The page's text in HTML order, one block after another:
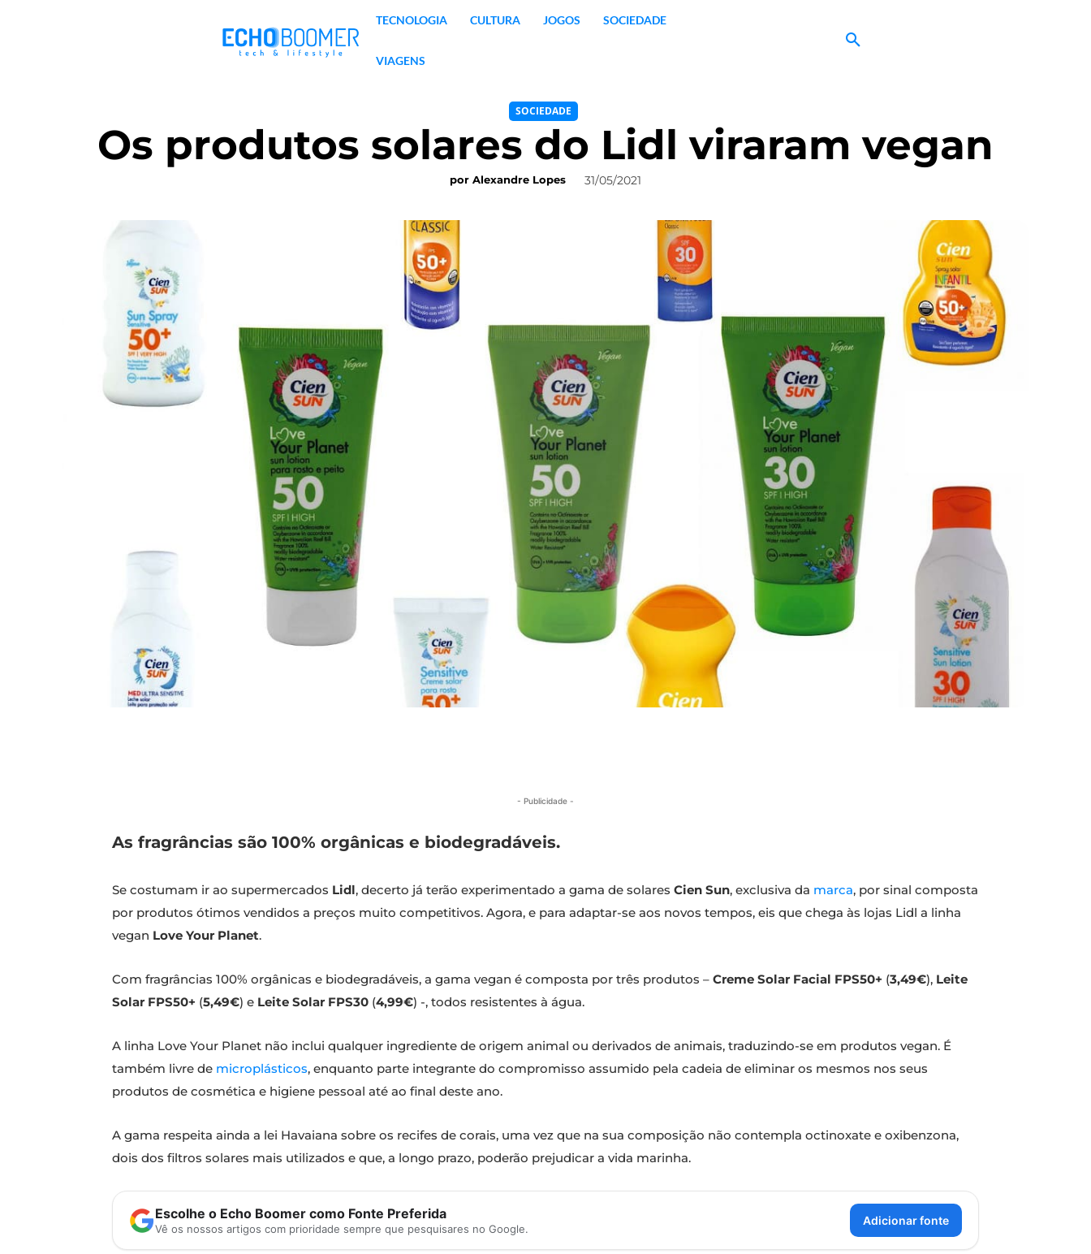
TECNOLOGIA CULTURA JOGOS SOCIEDADE
VIAGENS
SOCIEDADE
Os produtos solares do Lidl viraram vegan
por Alexandre Lopes 31/05/2021
- Publicidade -
As fragrâncias são 100% orgânicas e biodegradáveis.
Se costumam ir ao supermercados Lidl, decerto já terão experimentado a gama de solares Cien Sun, exclusiva da marca, por sinal composta
por produtos ótimos vendidos a preços muito competitivos. Agora, e para adaptar-se aos novos tempos, eis que chega às lojas Lidl a linha
vegan Love Your Planet.
Com fragrâncias 100% orgânicas e biodegradáveis, a gama vegan é composta por três produtos – Creme Solar Facial FPS50+ (3,49€), Leite
Solar FPS50+ (5,49€) e Leite Solar FPS30 (4,99€) -, todos resistentes à água.
A linha Love Your Planet não inclui qualquer ingrediente de origem animal ou derivados de animais, traduzindo-se em produtos vegan. É
também livre de microplásticos, enquanto parte integrante do compromisso assumido pela cadeia de eliminar os mesmos nos seus
produtos de cosmética e higiene pessoal até ao final deste ano.
A gama respeita ainda a lei Havaiana sobre os recifes de corais, uma vez que na sua composição não contempla octinoxate e oxibenzona,
dois dos filtros solares mais utilizados e que, a longo prazo, poderão prejudicar a vida marinha.
Escolhe o Echo Boomer como Fonte Preferida
Vê os nossos artigos com prioridade sempre que pesquisares no Google.
Adicionar fonte